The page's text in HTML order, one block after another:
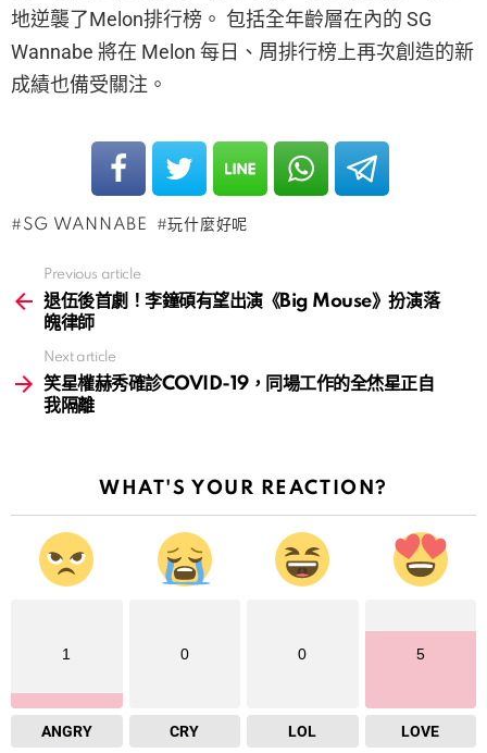
地逆襲了Melon排行榜。 包括全年齡層在內的 SG
Wannabe 將在 Melon 每日、周排行榜上再次創造的新
成績也備受關注。
SG WANNABE 玩什麼好呢
more
Previous article
退伍後首劇！李鐘碩有望出演《Big Mouse》扮演落
魄律師
Next article
笑星權赫秀確診COVID-19，同場工作的全烋星正自
我隔離
WHAT'S YOUR REACTION?
1
ANGRY
0
CRY
0
LOL
5
LOVE